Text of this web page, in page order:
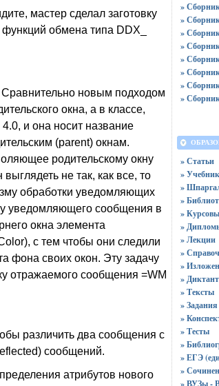
мастер сделал заготовку
обмена типа DDX_
новым подходом
окна, а в классе,
и она носит название
(parent) окнам.
родительскому окну
не так, как все, то
обработки уведомляющих
уведомляющего сообщения в
окна элемента
с тем чтобы они следили
фона своих окон. Эту задачу
отражаемого сообщения =WM
различить два сообщения с
сообщений.
атрибутов нового
»
»
»
»
»
»
»
»
» Статьи
»
»
»
»
»
» Лекции
»
»
»
» Тексты
» Задания
»
» Тесты
»
» ЕГЭ
»
» ВУЗы -